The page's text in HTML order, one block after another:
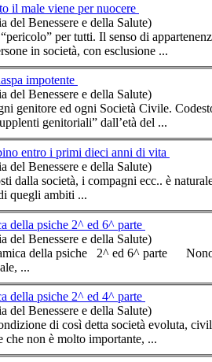
il male viene per nuocere
del Benessere e della Salute)
“potenziali in pericolo” ha prodotto degli effetti collaterali da
in società, con esclusione ...
impotente
del Benessere e della Salute)
genitore ed ogni Società Civile. Codesto malessere citato si estende anche all’identità personale quella di genere.
genitoriali” dall’età del ...
entro i primi dieci anni di vita
del Benessere e della Salute)
dalla società, i compagni ecc.. è naturale in questa fase l’attivazione della curiosità e del desiderio di capire e conoscere
quegli ambiti ...
Evoluzione e dinamica della psiche 2^ ed 6^ parte
del Benessere e della Salute)
...
della psiche 2^ ed 4^ parte
del Benessere e della Salute)
di così detta società evoluta, civilizzata e moderna, persiste, in alta percentuale, la convinzione che i “bambini
che non è molto importante, ...